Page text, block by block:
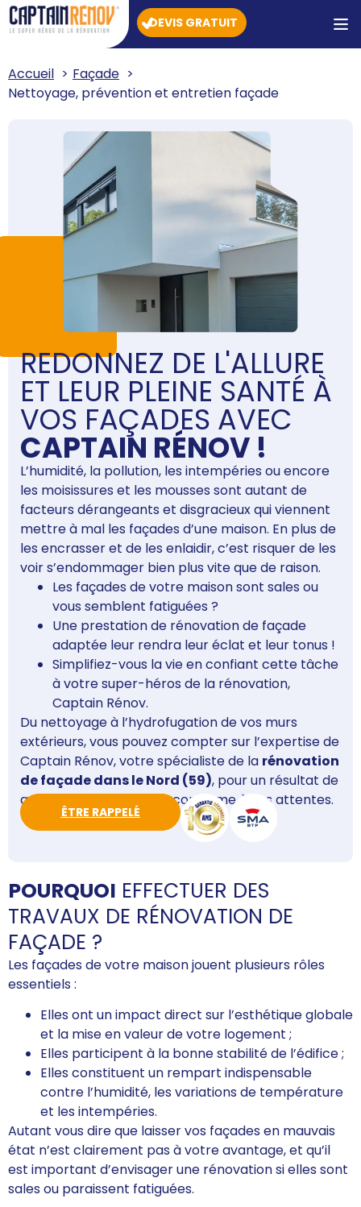
DEVIS GRATUIT
Accueil
Façade
Nettoyage, prévention et entretien façade
REDONNEZ DE L'ALLURE
ET LEUR PLEINE SANTÉ À
VOS FAÇADES AVEC
CAPTAIN RÉNOV !
L’humidité, la pollution, les intempéries ou encore
les moisissures et les mousses sont autant de
facteurs dérangeants et disgracieux qui viennent
mettre à mal les façades d’une maison. En plus de
les encrasser et de les enlaidir, c’est risquer de les
voir s’endommager bien plus vite que de raison.
Les façades de votre maison sont sales ou
vous semblent fatiguées ?
Une prestation de rénovation de façade
adaptée leur rendra leur éclat et leur tonus !
Simplifiez-vous la vie en confiant cette tâche
à votre super-héros de la rénovation,
Captain Rénov.
Du nettoyage à l’hydrofugation de vos murs
extérieurs, vous pouvez compter sur l’expertise de
Captain Rénov, votre spécialiste de la rénovation
de façade dans le Nord (59), pour un résultat de
qualité et parfaitement conforme à vos attentes.
ÊTRE RAPPELÉ
POURQUOI EFFECTUER DES
TRAVAUX DE RÉNOVATION DE
FAÇADE ?
Les façades de votre maison jouent plusieurs rôles
essentiels :
Elles ont un impact direct sur l’esthétique globale
et la mise en valeur de votre logement ;
Elles participent à la bonne stabilité de l’édifice ;
Elles constituent un rempart indispensable
contre l’humidité, les variations de température
et les intempéries.
Autant vous dire que laisser vos façades en mauvais
état n’est clairement pas à votre avantage, et qu’il
est important d’envisager une rénovation si elles sont
sales ou paraissent fatiguées.